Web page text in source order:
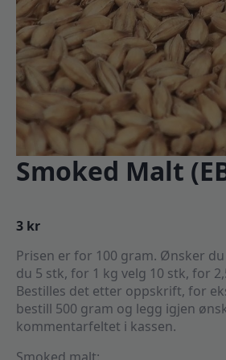
Smoked Malt
3 kr
Prisen er for 100 gram. Ønsker
du 5 stk, for 1 kg velg 10 stk, for
Bestilles det etter oppskrift, for
bestill 500 gram og legg igjen
kommentarfeltet i kassen.